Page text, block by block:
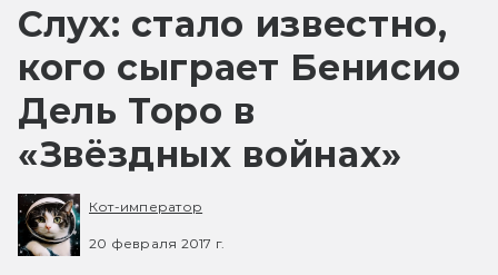
Слух: стало известно,
кого сыграет Бенисио
Дель Торо в
«Звёздных войнах»
Кот-император
20 февраля 2017 г.